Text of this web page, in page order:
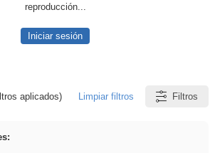
reproducción...
Iniciar sesión
VDj
aplicados) Limpiar filtros Filtros